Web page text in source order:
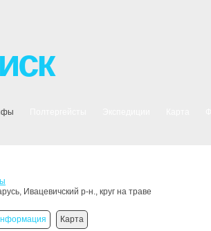
Ивацевичский р-н., круг на траве
Карта